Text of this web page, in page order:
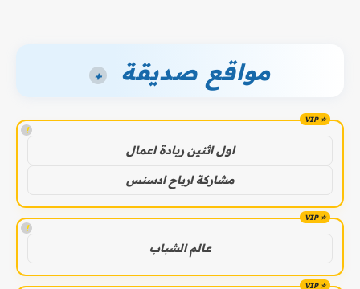
مواقع صديقة +
!
اول اثنين ريادة اعمال
مشاركة ارباح ادسنس
!
عالم الشباب